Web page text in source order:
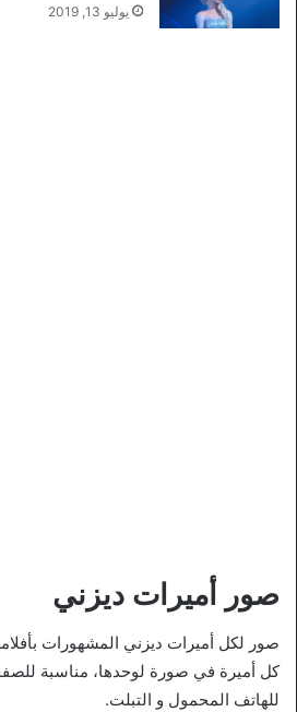
يوليو 13, 2019
صور أميرات ديزني
صور لكل أميرات ديزني المشهورات
كل أميرة في صورة لوحدها، مناسبة
للهاتف المحمول و التبلت.